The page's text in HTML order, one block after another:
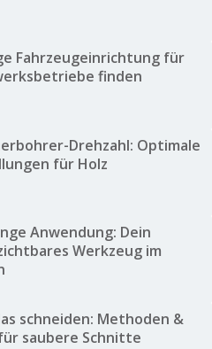
Fahrzeugeinrichtung für
finden
Drehzahl: Optimale
für Holz
Anwendung: Dein
Werkzeug im
schneiden: Methoden &
saubere Schnitte